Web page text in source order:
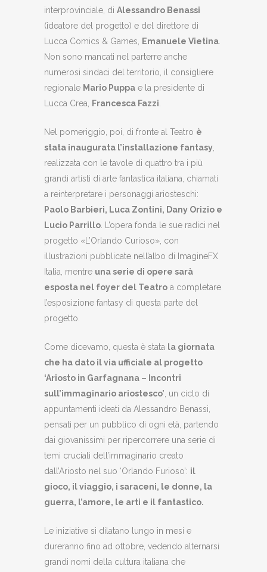
interprovinciale, di Alessandro Benassi
(ideatore del progetto) e del direttore di
Lucca Comics & Games,
Emanuele Vietina
Non sono mancati nel parterre anche
numerosi sindaci del territorio, il consigliere
regionale Mario Puppa e la presidente di
Lucca Crea,
Francesca Fazzi
Nel pomeriggio, poi, di fronte al Teatro è
stata inaugurata l’installazione fantasy
realizzata con le tavole di quattro tra i più
grandi artisti di arte fantastica italiana, chiamati
a reinterpretare i personaggi ariosteschi:
Paolo Barbieri, Luca Zontini, Dany Orizio e
Lucio Parrillo . L’opera fonda le sue radici nel
progetto «L’Orlando Curioso», con
illustrazioni pubblicate nell’albo di ImagineFX
Italia, mentre una serie di opere sarà
esposta nel foyer del Teatro a completare
l’esposizione fantasy di questa parte del
progetto.
Come dicevamo, questa è stata la giornata
che ha dato il via ufficiale al progetto
‘Ariosto in Garfagnana – Incontri
sull’immaginario ariostesco’ , un ciclo di
appuntamenti ideati da Alessandro Benassi,
pensati per un pubblico di ogni età, partendo
dai giovanissimi per ripercorrere una serie di
temi cruciali dell’immaginario creato
dall’Ariosto nel suo ‘Orlando Furioso’: il
gioco, il viaggio, i saraceni, le donne, la
guerra, l’amore, le arti e il fantastico.
Le iniziative si dilatano lungo in mesi e
dureranno fino ad ottobre, vedendo alternarsi
grandi nomi della cultura italiana che